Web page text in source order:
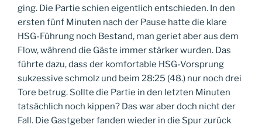
ging. Die Partie schien eigentlich entschieden. In den
ersten fünf Minuten nach der Pause hatte die klare
HSG-Führung noch Bestand, man geriet aber aus dem
Flow, während die Gäste immer stärker wurden. Das
führte dazu, dass der komfortable HSG-Vorsprung
sukzessive schmolz und beim 28:25 (48.) nur noch drei
Tore betrug. Sollte die Partie in den letzten Minuten
tatsächlich noch kippen? Das war aber doch nicht der
Fall. Die Gastgeber fanden wieder in die Spur zurück